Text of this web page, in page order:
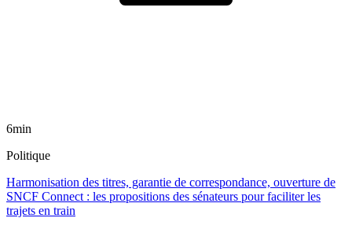
6min
Politique
Harmonisation des titres, garantie de correspondance, ouverture de
SNCF Connect : les propositions des sénateurs pour faciliter les
trajets en train